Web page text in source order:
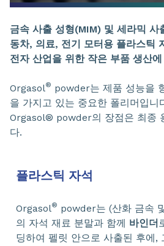
금속 사출 성형(MIM) 및 세라믹 사
동차, 의료, 전기 모터용 플라스틱
전자 산업을 위한 작은 부품 생산
Orgasol® powder는 제품 성능을
을 가지고 있는 중요한 폴리머입니
Orgasol® powder의 장점은 최종
다.
플라스틱 자석
Orgasol® powder는 (산화 금속
의 자석 재료 분말과 함께 바인더
딩하여 펠릿 안으로 사출된 후에,